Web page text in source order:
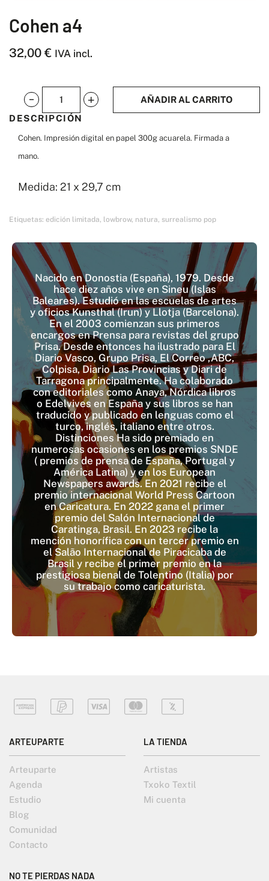
Cohen a4
32,00€ IVA incl.
Cohen
a4
cantidad
AÑADIR AL CARRITO
DESCRIPCIÓN
Cohen. Impresión digital en papel 300g acuarela. Firmada a
mano.
Medida: 21 x 29,7 cm
Etiquetas: edición limitada, lowbrow, natura, surrealismo pop
Nacido en Donostia (España), 1979. Desde
hace diez años vive en Sineu (Islas
Baleares). Estudió en las escuelas de artes
y oficios Kunsthal (Irun) y Llotja (Barcelona).
En el 2003 comienzan sus primeros
encargos en Prensa para revistas del grupo
Prisa. Desde entonces ha ilustrado para El
Diario Vasco, Grupo Prisa, El Correo ,ABC,
Colpisa, Diario Las Provincias y Diari de
Tarragona principalmente. Ha colaborado
con editoriales como Anaya, Nórdica libros
o Edelvives en España y sus libros se han
traducido y publicado en lenguas como el
turco, inglés, italiano entre otros.
Distinciones Ha sido premiado en
numerosas ocasiones en los premios SNDE
( premios de prensa de España, Portugal y
América Latina) y en los European
Newspapers awards. En 2021 recibe el
premio internacional World Press Cartoon
en Caricatura. En 2022 gana el primer
premio del Salón Internacional de
Caratinga, Brasil. En 2023 recibe la
mención honorífica con un tercer premio en
el Salão Internacional de Piracicaba de
Brasil y recibe el primer premio en la
prestigiosa bienal de Tolentino (Italia) por
su trabajo como caricaturista.
ARTEUPARTE
Arteuparte
Agenda
Estudio
Blog
Comunidad
Contacto
LA TIENDA
Artistas
Txoko Textil
Mi cuenta
NO TE PIERDAS NADA